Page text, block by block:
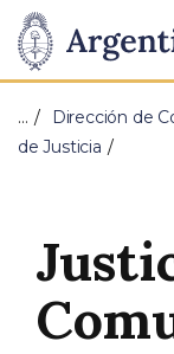
de
la
Pasar al
…
Dirección de
de Justicia